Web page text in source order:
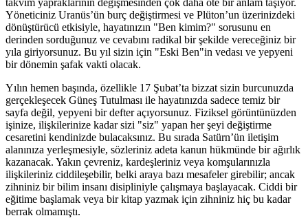
Yöneticiniz Uranüs’ün burç değiştirmesi ve Plüton’un üzerinizdeki
dönüştürücü etkisiyle, hayatınızın "Ben kimim?" sorusunu en
derinden sorduğunuz ve cevabını radikal bir şekilde vereceğiniz bir
yıla giriyorsunuz. Bu yıl sizin için "Eski Ben"in vedası ve yepyeni
bir dönemin şafak vakti olacak.
Yılın hemen başında, özellikle 17 Şubat’ta bizzat sizin burcunuzda
gerçekleşecek Güneş Tutulması ile hayatınızda sadece temiz bir
sayfa değil, yepyeni bir defter açıyorsunuz. Fiziksel görüntünüzden
işinize, ilişkilerinize kadar sizi "siz" yapan her şeyi değiştirme
cesaretini kendinizde bulacaksınız. Bu sırada Satürn’ün iletişim
alanınıza yerleşmesiyle, sözleriniz adeta kanun hükmünde bir ağırlık
kazanacak. Yakın çevreniz, kardeşleriniz veya komşularınızla
ilişkileriniz ciddileşebilir, belki araya bazı mesafeler girebilir; ancak
zihniniz bir bilim insanı disipliniyle çalışmaya başlayacak. Ciddi bir
eğitime başlamak veya bir kitap yazmak için zihniniz hiç bu kadar
berrak olmamıştı.